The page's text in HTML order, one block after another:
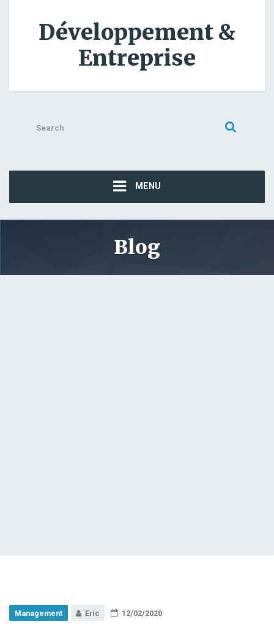
Développement &
Entreprise
for:
MENU
Blog
Management Eric 12/02/2020